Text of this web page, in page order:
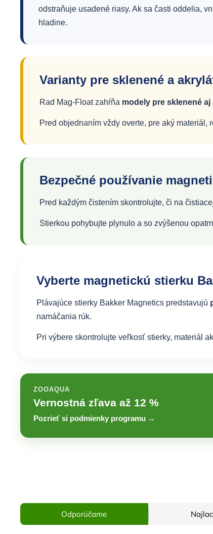
odstraňuje usadené riasy. Ak sa časti oddelia,
hladine.
Varianty pre sklenené a
Rad Mag-Float zahŕňa modely pre sklenené
Pred objednaním vždy overte, pre aký
Bezpečné používanie
Pred každým čistením skontrolujte, či na
Stierkou pohybujte plynulo a so zvýšenou
Vyberte magnetickú stierku
Plávajúce stierky Bakker Magnetics predstavujú
namáčania rúk.
Pri výbere skontrolujte veľkosť stierky, materiál
ZOOAQUA
Vernostná zľava až 12 %
Pozrieť si podmienky programu →
Odporúčame